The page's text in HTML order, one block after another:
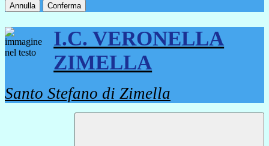
Annulla Conferma
I.C. VERONELLA
ZIMELLA
Santo Stefano di Zimella